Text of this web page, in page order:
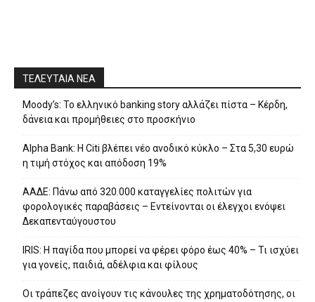
ΤΕΛΕΥΤΑΙΑ ΝΕΑ
Moody’s: Το ελληνικό banking story αλλάζει πίστα – Κέρδη,
δάνεια και προμήθειες στο προσκήνιο
Alpha Bank: Η Citi βλέπει νέο ανοδικό κύκλο – Στα 5,30 ευρώ
η τιμή στόχος και απόδοση 19%
ΑΑΔΕ: Πάνω από 320.000 καταγγελίες πολιτών για
φορολογικές παραβάσεις – Εντείνονται οι έλεγχοι ενόψει
Δεκαπενταύγουστου
IRIS: Η παγίδα που μπορεί να φέρει φόρο έως 40% – Τι ισχύει
για γονείς, παιδιά, αδέλφια και φίλους
Οι τράπεζες ανοίγουν τις κάνουλες της χρηματοδότησης, oι